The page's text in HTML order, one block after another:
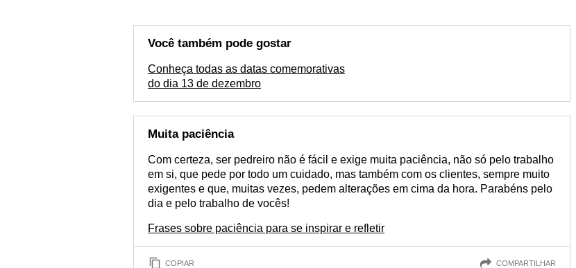
Você também pode gostar
Conheça todas as datas comemorativas
do dia 13 de dezembro
Muita paciência
Com certeza, ser pedreiro não é fácil e exige muita paciência, não só pelo trabalho
em si, que pede por todo um cuidado, mas também com os clientes, sempre muito
exigentes e que, muitas vezes, pedem alterações em cima da hora. Parabéns pelo
dia e pelo trabalho de vocês!
Frases sobre paciência para se inspirar e refletir
COPIAR COMPARTILHAR